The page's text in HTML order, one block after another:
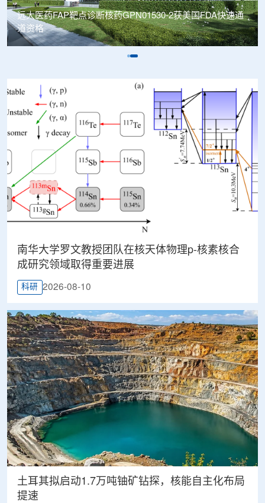
国FDA快速通
南华大学罗文教授团队在核天体物理p-核素核
取得重要进展
南华大学罗文教授团队在核天体物理p-核素核合
成研究领域取得重要进展
科研 2026-08-10
土耳其拟启动1.7万吨铀矿钻探，核能自主化布局
提速